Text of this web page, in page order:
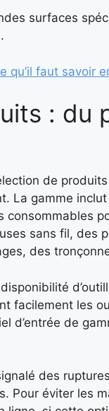
surfaces
qu’il faut savoir
: du
de
La gamme
sans fil, des
des
facilement les
d’entrée de
des
Pour éviter les